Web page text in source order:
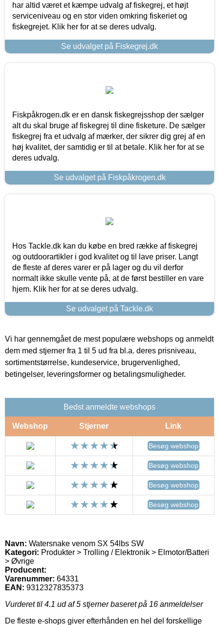
har altid været et kæmpe udvalg af fiskegrej, et højt
serviceniveau og en stor viden omkring fiskeriet og
fiskegrejet. Klik her for at se deres udvalg.
Se udvalget på Fiskegrej.dk
Fiskpåkrogen.dk er en dansk fiskegrejsshop der sælger
alt du skal bruge af fiskegrej til dine fisketure. De sælger
fiskegrej fra et udvalg af mærker, der sikrer dig grej af en
høj kvalitet, der samtidig er til at betale. Klik her for at se
deres udvalg.
Se udvalget på Fiskpåkrogen.dk
Hos Tackle.dk kan du købe en bred række af fiskegrej
og outdoorartikler i god kvalitet og til lave priser. Langt
de fleste af deres varer er på lager og du vil derfor
normalt ikke skulle vente på, at de først bestiller en vare
hjem. Klik her for at se deres udvalg.
Se udvalget på Tackle.dk
Vi har gennemgået de mest populære webshops og anmeldt
dem med stjerner fra 1 til 5 ud fra bl.a. deres prisniveau,
sortimentstørrelse, kundeservice, brugervenlighed,
betingelser, leveringsformer og betalingsmuligheder.
Bedst anmeldte webshops
Webshop Stjerner Link
Besøg webshop
Besøg webshop
Besøg webshop
Besøg webshop
Navn: Watersnake venom SX 54lbs SW
Kategori: Produkter > Trolling / Elektronik > Elmotor/Batteri
> Øvrige
Producent:
Varenummer: 64331
EAN: 9312327835373
Vurderet til 4.1 ud af 5 stjerner baseret på 16 anmeldelser
De fleste e-shops giver efterhånden en hel del forskellige